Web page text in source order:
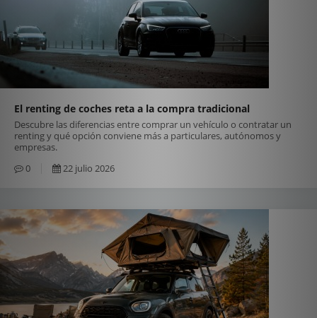
El renting de coches reta a la compra tradicional
Descubre las diferencias entre comprar un vehículo o contratar un
renting y qué opción conviene más a particulares, autónomos y
empresas.
0
22 julio 2026